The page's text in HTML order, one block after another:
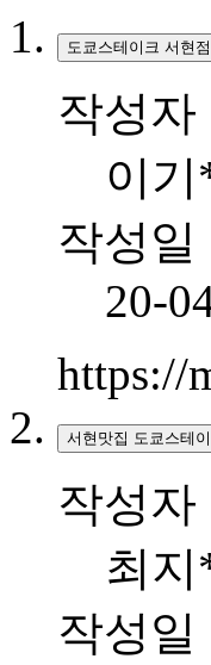
도쿄스테이크 서현
작성자
이기
작성일
20-
https://
서현맛집 도쿄스테
작성자
최지
작성일